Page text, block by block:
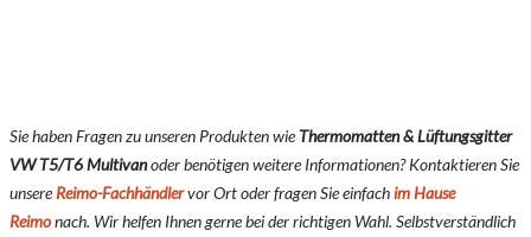
Sie haben Fragen zu unseren Produkten wieThermomatten & Lüftungsgitter
VW T5/T6 Multivanoder benötigen weitere Informationen? Kontaktieren Sie
unsere Reimo-Fachhändlervor Ort oder fragen Sie einfachim Hause
Reimonach. Wir helfen Ihnen gerne bei der richtigen Wahl. Selbstverständlich